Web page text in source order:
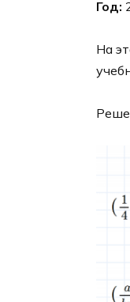
Год:
На